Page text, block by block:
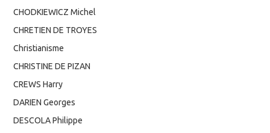
CHODKIEWICZ Michel
CHRETIEN DE TROYES
Christianisme
CHRISTINE DE PIZAN
CREWS Harry
DARIEN Georges
DESCOLA Philippe